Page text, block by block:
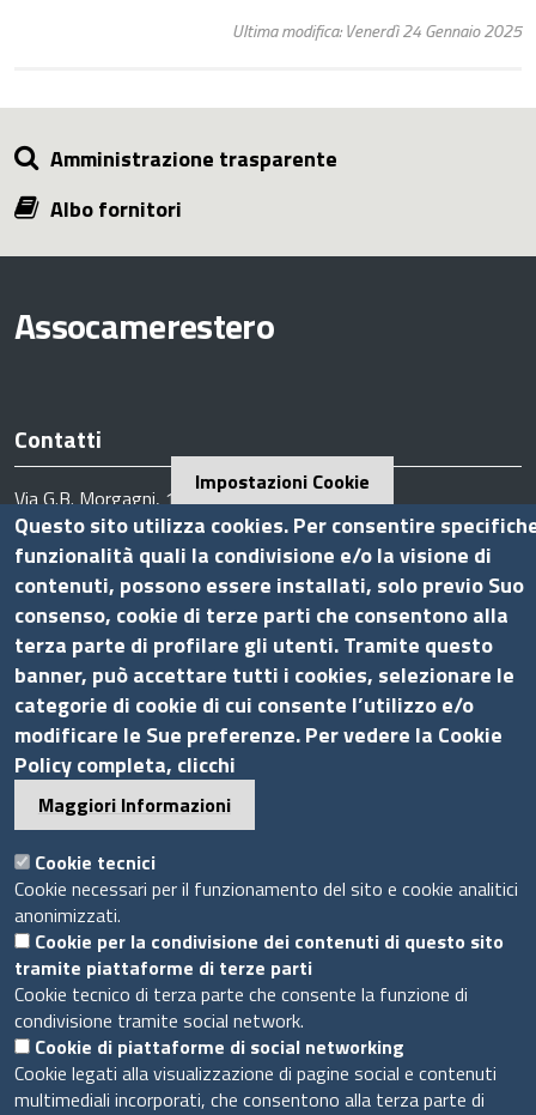
Ultima modifica: Venerdì 24 Gennaio 2025
Amministrazione trasparente
Albo fornitori
Assocamerestero
Contatti
Via G.B. Morgagni, 13 - 00161 Roma
Tel.: +39 06 44231314
P.Iva 01898631005
C.F. 07888290587
Pecinfo.assocamerestero@legalmail.it
info@assocamerestero.it
dpo@assocamerestero.it
Seguici su
Sito web
Accesso INTRANET
Mappa del sito
Privacy Policy
Cookie Policy
Piè
Powered by InfoCamere © 2020 Assocamerestero
Impostazioni Cookie
Questo sito utilizza cookies. Per consentire
funzionalità quali la condivisione e/o la visione di
contenuti, possono essere installati, solo previo Suo
consenso, cookie di terze parti che consentono alla
terza parte di profilare gli utenti. Tramite questo
banner, può accettare tutti i cookies, selezionare le
categorie di cookie di cui consente l’utilizzo e/o
modificare le Sue preferenze. Per vedere la Cookie
Policy completa, clicchi
Maggiori Informazioni
Cookie tecnici
Cookie necessari per il funzionamento del sito e cookie analitici
anonimizzati.
Cookie per la condivisione dei contenuti di questo sito
tramite piattaforme di terze parti
Cookie tecnico di terza parte che consente la funzione di
condivisione tramite social network.
Cookie di piattaforme di social networking
Cookie legati alla visualizzazione di pagine social e contenuti
multimediali incorporati, che consentono alla terza parte di